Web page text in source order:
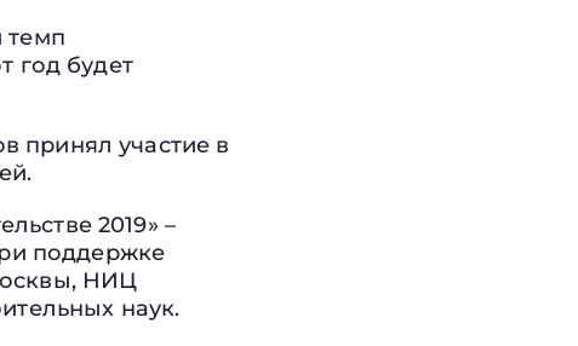
темп
год будет
принял участие в
2019» –
поддержке
НИЦ
наук.